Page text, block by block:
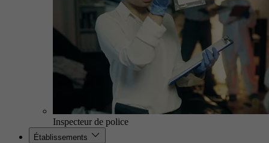
Inspecteur de police
Établissements